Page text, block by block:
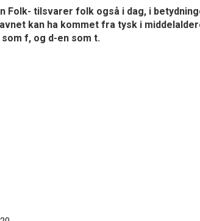
Folk- tilsvarer folk også i dag, i
kan ha kommet fra tysk i
f, og d-en som t.